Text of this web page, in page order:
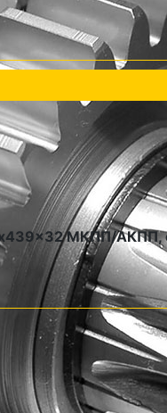
МКПП/АКПП,